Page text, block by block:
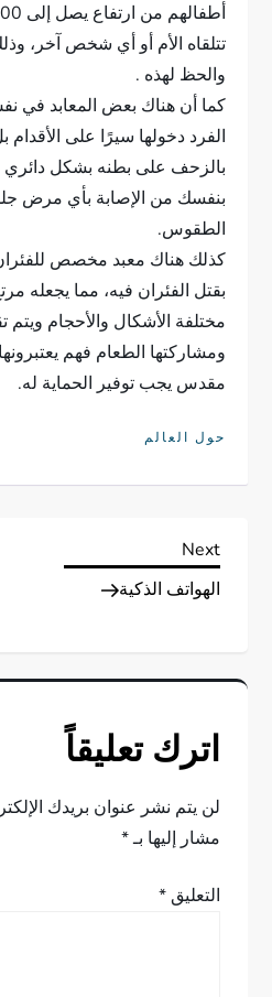
تتلقاه الأم أو أي شخص آخر،
والحظ لهذه .
كما أن هناك بعض المعابد في
الفرد دخولها سيرًا على
بالزحف على بطنه بشكل دائري
بنفسك من الإصابة بأي مرض
الطقوس.
كذلك هناك معبد مخصص
بقتل الفئران فيه، مما يجعله
مختلفة الأشكال والأحجام ويتم
ومشاركتها الطعام فهم
مقدس يجب توفير الحماية له.
حول العالم
ت
ص
ا
ل
Next
Post
Next
الهواتف الذكية
اترك تعليقاً
لن يتم نشر عنوان بريدك
مشار إليها بـ*
التعليق*